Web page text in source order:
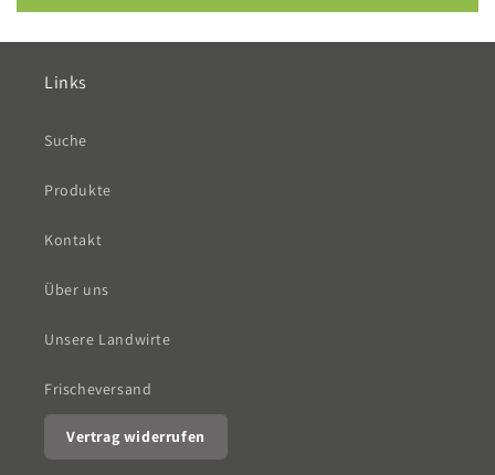
Links
Suche
Produkte
Kontakt
Über uns
Unsere Landwirte
Frischeversand
Vertrag widerrufen